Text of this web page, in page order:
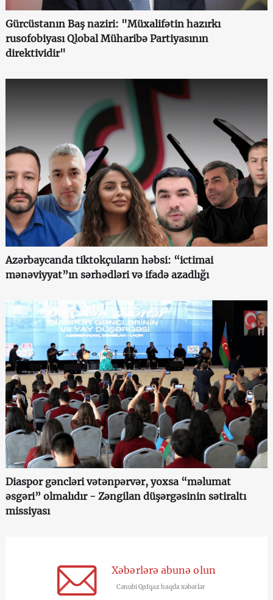
Gürcüstanın Baş naziri: "Müxalifətin hazırkı
rusofobiyası Qlobal Müharibə Partiyasının
direktividir"
Azərbaycanda tiktokçuların həbsi: “ictimai
mənəviyyat”ın sərhədləri və ifadə azadlığı
Diaspor gəncləri vətənpərvər, yoxsa “məlumat
əsgəri” olmalıdır - Zəngilan düşərgəsinin sətiraltı
missiyası
Xəbərlərə abunə olun
Cənubi Qafqaz haqda xəbərlər